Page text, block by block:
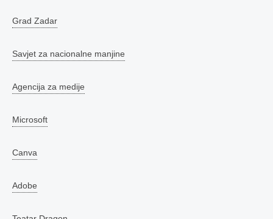
Grad Zadar
Savjet za nacionalne manjine
Agencija za medije
Microsoft
Canva
Adobe